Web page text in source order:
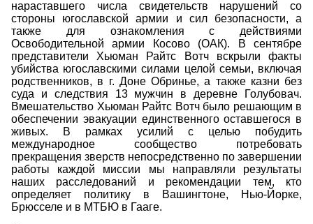
нараставшего числа свидетельств нарушений со
стороны югославской армии и сил безопасности, а
также для ознакомления с действиями
Освободительной армии Косово (ОАК). В сентябре
представители Хьюман Райтс Вотч вскрыли факты
убийства югославскими силами целой семьи, включая
родственников, в г. Доне Обринье, а также казни без
суда и следствия 13 мужчин в деревне Голубовач.
Вмешательство Хьюман Райтс Вотч было решающим в
обеспечении эвакуации единственного оставшегося в
живых. В рамках усилий с целью побудить
международное сообщество потребовать
прекращения зверств непосредственно по завершении
работы каждой миссии мы направляли результаты
наших расследований и рекомендации тем, кто
определяет политику в Вашингтоне, Нью-Йорке,
Брюсселе и в МТБЮ в Гааге.